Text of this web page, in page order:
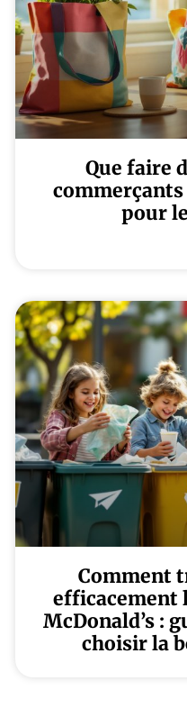
Que faire
commerçants
pour
Comment
efficacement
McDonald’s :
choisir la